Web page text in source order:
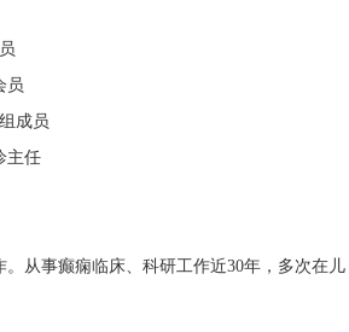
员
成员
主任
从事癫痫临床、科研工作近30年，多次在儿